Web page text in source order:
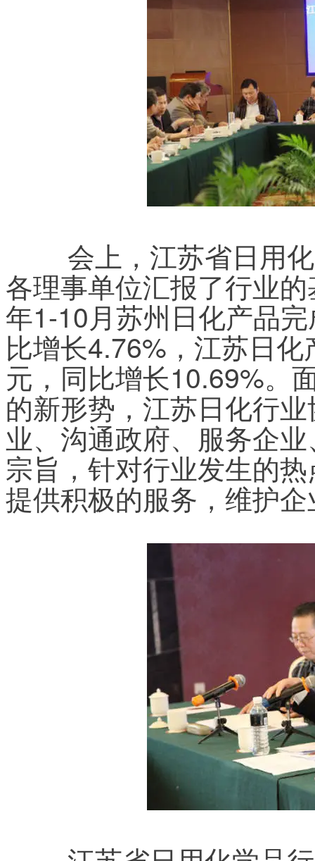
各理事单位汇报了行业
年1-10月苏州日化产品
比增长4.76%，江苏日
元，同比增长10.69%。
的新形势，江苏日化行
业、沟通政府、服务企
宗旨，针对行业发生的